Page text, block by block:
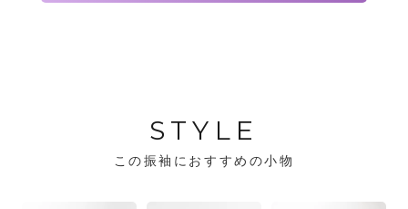
STYLE
この振袖におすすめの小物